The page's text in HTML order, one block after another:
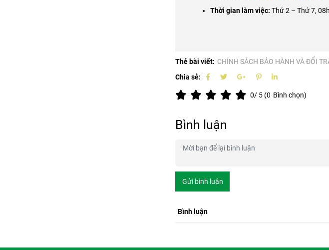
Thời gian làm việc: Thứ 2 – Thứ 7,
Thẻ bài viết: CHÍNH SÁCH BẢO HÀNH VÀ ĐỔI
Chia sẻ:
0/ 5 (0 Bình chọn)
Bình luận
Gửi bình luận
Bình luận